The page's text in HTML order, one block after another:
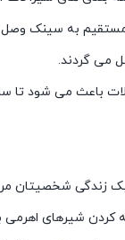
به سینک
می گردند.
باعث می شود تا
زندگی شخصیتان
کردن شیرهای اهرمی